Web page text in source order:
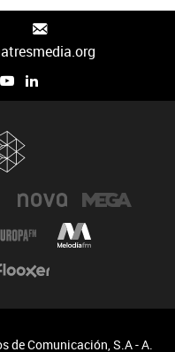
de Comunicación, S.A - A.